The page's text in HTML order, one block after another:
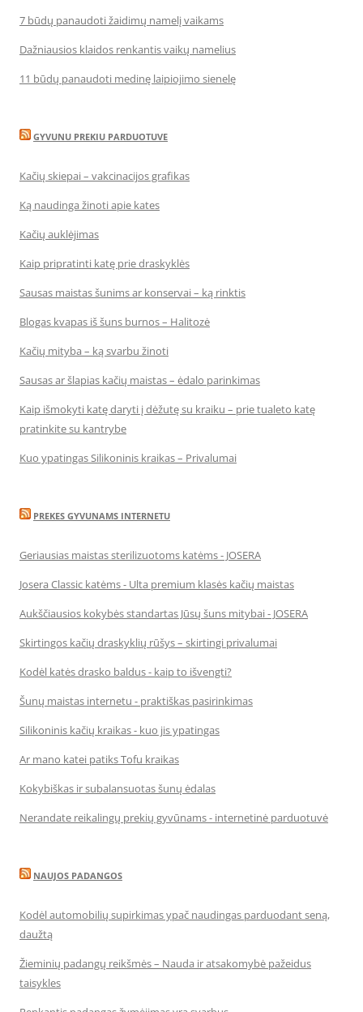
7 būdų panaudoti žaidimų namelį vaikams
Dažniausios klaidos renkantis vaikų namelius
11 būdų panaudoti medinę laipiojimo sienelę
GYVUNU PREKIU PARDUOTUVE
Kačių skiepai – vakcinacijos grafikas
Ką naudinga žinoti apie kates
Kačių auklėjimas
Kaip pripratinti katę prie draskyklės
Sausas maistas šunims ar konservai – ką rinktis
Blogas kvapas iš šuns burnos – Halitozė
Kačių mityba – ką svarbu žinoti
Sausas ar šlapias kačių maistas – ėdalo parinkimas
Kaip išmokyti katę daryti į dėžutę su kraiku – prie tualeto katę
pratinkite su kantrybe
Kuo ypatingas Silikoninis kraikas – Privalumai
PREKES GYVUNAMS INTERNETU
Geriausias maistas sterilizuotoms katėms - JOSERA
Josera Classic katėms - Ulta premium klasės kačių maistas
Aukščiausios kokybės standartas Jūsų šuns mitybai - JOSERA
Skirtingos kačių draskyklių rūšys – skirtingi privalumai
Kodėl katės drasko baldus - kaip to išvengti?
Šunų maistas internetu - praktiškas pasirinkimas
Silikoninis kačių kraikas - kuo jis ypatingas
Ar mano katei patiks Tofu kraikas
Kokybiškas ir subalansuotas šunų ėdalas
Nerandate reikalingų prekių gyvūnams - internetinė parduotuvė
NAUJOS PADANGOS
Kodėl automobilių supirkimas ypač naudingas parduodant seną,
daužtą
Žieminių padangų reikšmės – Nauda ir atsakomybė pažeidus
taisykles